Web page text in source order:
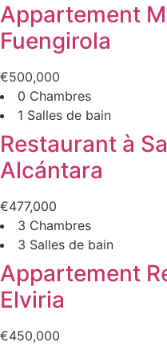
Appartement
Fuengirola
€500,000
0 Chambres
1 Salles de bain
Restaurant à
Alcántara
€477,000
3 Chambres
3 Salles de bain
Appartement
Elviria
€450,000